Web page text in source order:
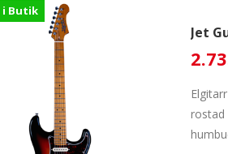
i Butik
Jet
rostad